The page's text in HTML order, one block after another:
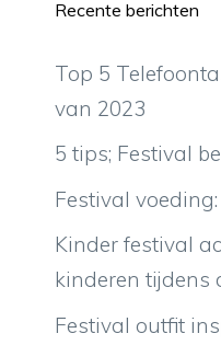
Recente berichten
Top 5
van 2023
5 tips; Festival
Festival
Kinder festival
kinderen tijdens
Festival outfit